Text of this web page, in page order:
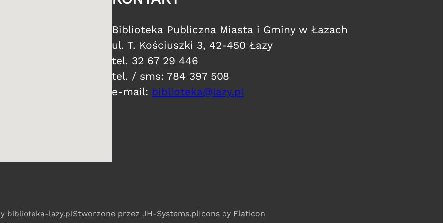
​Biblioteka Publiczna Miasta i Gminy w Łazach
ul. T. Kościuszki 3, 42-450 Łazy
tel. 32 67 29 446
tel. / sms: 784 397 508
e-mail: biblioteka@lazy.pl
biblioteka-lazy.plStworzone przez JH-Systems.pl​​Icons by Flaticon